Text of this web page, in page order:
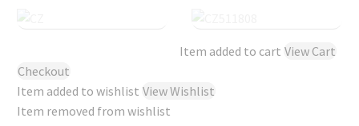
Item added to cart View Cart
Checkout
Item added to wishlist View Wishlist
Item removed from wishlist